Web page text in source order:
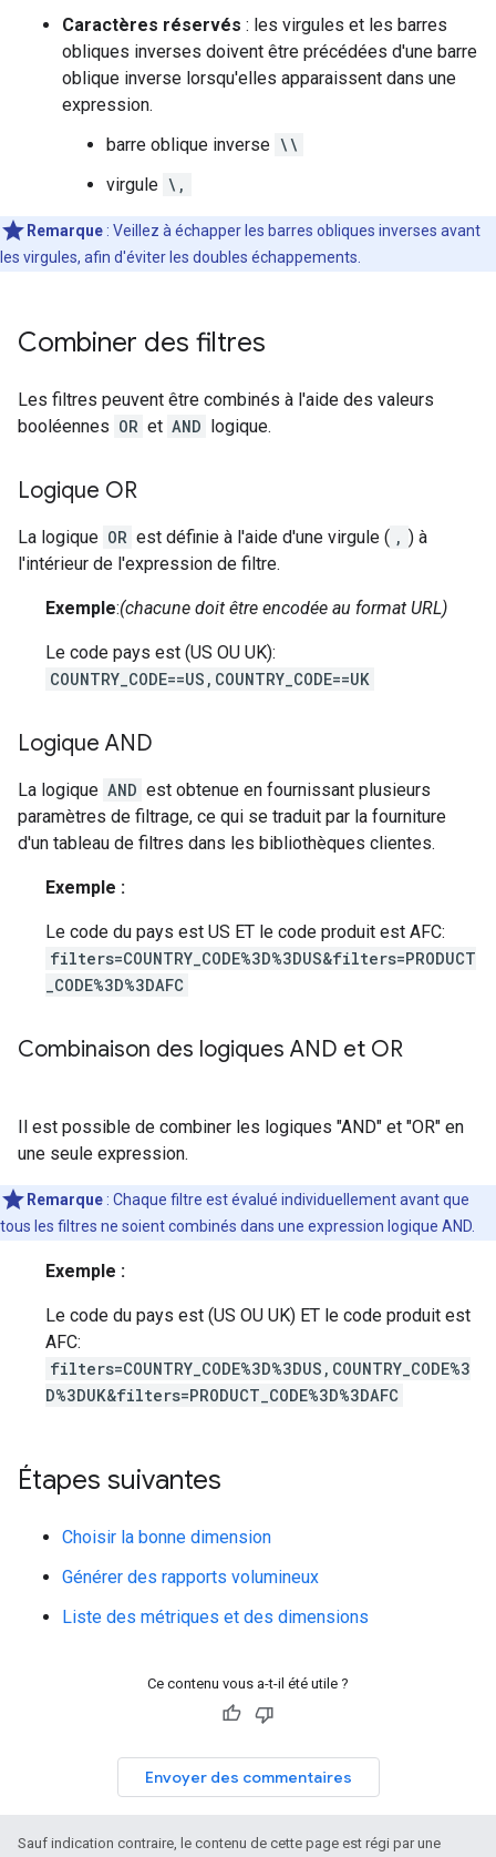
Caractères réservés : les virgules et les barres
obliques inverses doivent être précédées d'une barre
oblique inverse lorsqu'elles apparaissent dans une
expression.
barre oblique inverse \\
virgule \,
Remarque : Veillez à échapper les barres obliques inverses avant
les virgules, afin d'éviter les doubles échappements.
Combiner des filtres
Les filtres peuvent être combinés à l'aide des valeurs
booléennes OR et AND logique.
Logique OR
La logique OR est définie à l'aide d'une virgule ( , ) à
l'intérieur de l'expression de filtre.
Exemple:(chacune doit être encodée au format URL)
Le code pays est (US OU UK):
COUNTRY_CODE==US,COUNTRY_CODE==UK
Logique AND
La logique AND est obtenue en fournissant plusieurs
paramètres de filtrage, ce qui se traduit par la fourniture
d'un tableau de filtres dans les bibliothèques clientes.
Exemple :
Le code du pays est US ET le code produit est AFC:
filters=COUNTRY_CODE%3D%3DUS&filters=PRODUCT
_CODE%3D%3DAFC
Combinaison des logiques AND et OR
Il est possible de combiner les logiques "AND" et "OR" en
une seule expression.
Remarque : Chaque filtre est évalué individuellement avant que
tous les filtres ne soient combinés dans une expression logique AND.
Exemple :
Le code du pays est (US OU UK) ET le code produit est
AFC:
filters=COUNTRY_CODE%3D%3DUS,COUNTRY_CODE%3
D%3DUK&filters=PRODUCT_CODE%3D%3DAFC
Étapes suivantes
Choisir la bonne dimension
Générer des rapports volumineux
Liste des métriques et des dimensions
Ce contenu vous a-t-il été utile ?
Envoyer des commentaires
Sauf indication contraire, le contenu de cette page est régi par une